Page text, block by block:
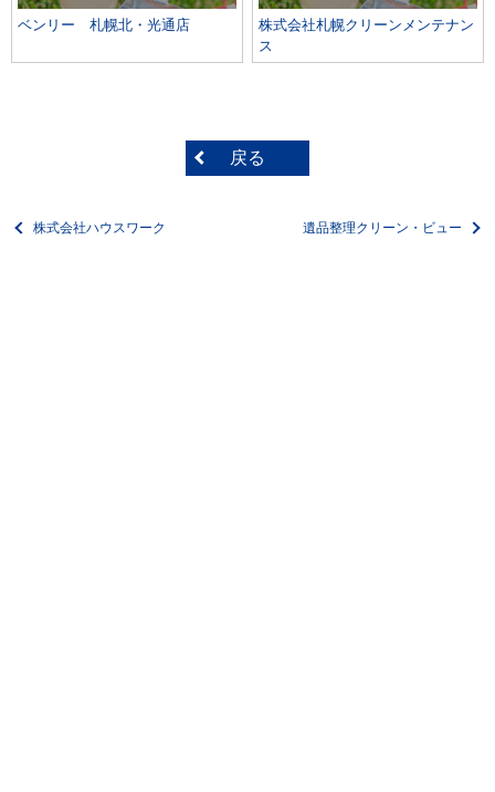
ベンリー 札幌北・光通店
株式会社札幌クリーンメンテナン
ス
戻る
株式会社ハウスワーク 遺品整理クリーン・ビュー